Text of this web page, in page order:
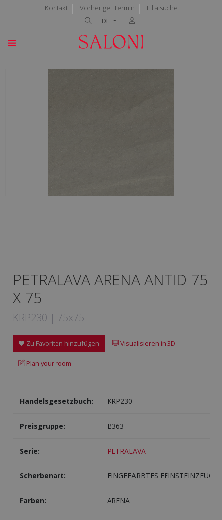
Kontakt Vorheriger Termin
Filialsuche
DE
PETRALAVA ARENA ANTID 75
X 75
KRP230 | 75x75
Zu Favoriten hinzufügen Visualisieren in 3D
Plan your room
Handelsgesetzbuch: KRP230
Preisgruppe: B363
Serie: PETRALAVA
Scherbenart: EINGEFÄRBTES FEINSTEINZEUG
Farben: ARENA